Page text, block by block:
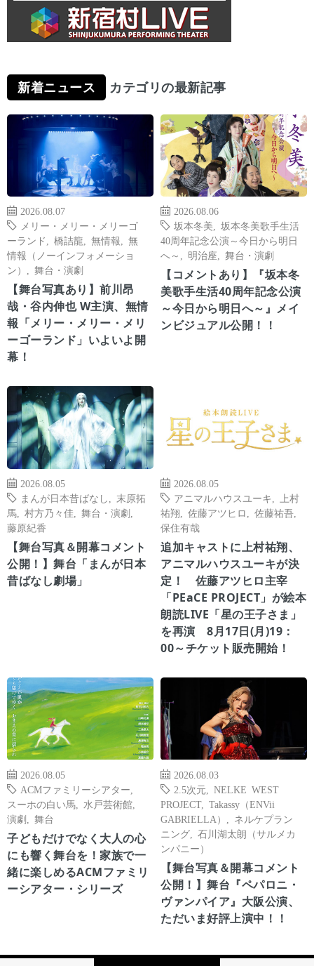
新着ニュース カテゴリの最新記事
2026.08.07
メリー・メリー・メリーゴ
ーランド
橋詰龍 無情報
無
情報（ノーインフォメーショ
ン）
舞台・演劇
【舞台写真あり】前川昂
哉・谷内伸也 W主演、無情
報「メリー・メリー・メリ
ーゴーランド」いよいよ開
幕！
2026.08.06
坂本冬美
坂本冬美歌手生活
40周年記念公演～今日から明日
へ～
明治座 舞台・演劇
【コメントあり】『坂本冬
美歌手生活40周年記念公演
～今日から明日へ～』メイ
ンビジュアル公開！！
2026.08.05
まんが日本昔ばなし
末原拓
馬
村方乃々佳 舞台・演劇
藤原紀香
【舞台写真＆開幕コメント
公開！】舞台「まんが日本
昔ばなし劇場」
2026.08.05
アニマルハウスユーキ
上村
祐翔
佐藤アツヒロ 佐藤祐吾
保住有哉
追加キャストに上村祐翔、
アニマルハウスユーキが決
定！ 佐藤アツヒロ主宰
「PEaCE PROJECT」が絵本
朗読LIVE「星の王子さま」
を再演 8月17日(月)19：
00～チケット販売開始！
2026.08.05
ACMファミリーシアター
スーホの白い馬
水戸芸術館
演劇
舞台
子どもだけでなく大人の心
にも響く舞台を！家族で一
緒に楽しめるACMファミリ
ーシアター・シリーズ
2026.08.03
2.5次元
NELKE WEST
PROJECT, Takassy（ENVii
GABRIELLA）
ネルケプラン
ニング
石川湖太朗（サルメカ
ンパニー）
【舞台写真＆開幕コメント
公開！】舞台『ペパロニ・
ヴァンパイア』大阪公演、
ただいま好評上演中！！